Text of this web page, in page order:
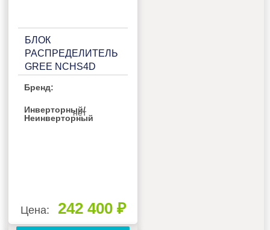
БЛОК
РАСПРЕДЕЛИТЕЛЬ
GREE NCHS4D
Бренд:
Инверторный/
Неинверторный
нет
Цена: 242 400 ₽